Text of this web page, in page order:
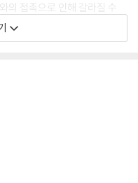
의 접촉으로 인해 갈라질 수
/교환 처리 불가합니다.
있지 않습니다.
이 증정 종료될 수 있습니다.
생할 때 이상 현상이 발생할